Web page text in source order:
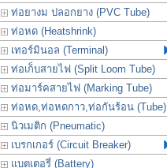
ท่อยางม ปลอกยาง (PVC Tube)
ท่อหด (Heatshrink)
เทอร์มินอล (Terminal)
ท่อเก็บสายไฟ (Split Loom Tube)
ท่อมาร์คสายไฟ (Marking Tube)
ท่อหด,ท่อหดกาว,ท่อกันร้อน (Tube)
นิวเมติก (Pneumatic)
เบรกเกอร์ (Circuit Breaker)
แบตเตอรี่ (Battery)